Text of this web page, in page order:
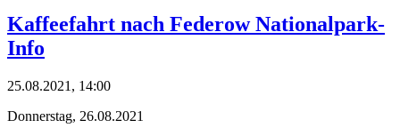
Kaffeefahrt nach Federow Nationalpark-
Info
25.08.2021, 14:00
Donnerstag, 26.08.2021